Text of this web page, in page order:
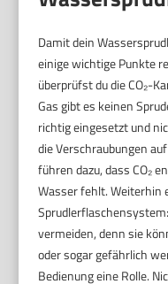
Damit dein
einige wichtige Punkte
überprüfst du die CO₂-
Gas gibt es keinen
richtig eingesetzt und
die Verschraubungen
führen dazu, dass CO₂
Wasser fehlt. Weiterhin
vermeiden, denn sie
oder sogar gefährlich
Bedienung eine Rolle.